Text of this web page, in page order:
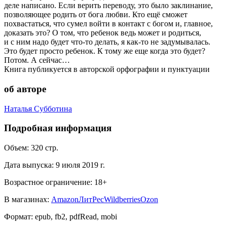
деле написано. Если верить переводу, это было заклинание,
позволяющее родить от бога любви. Кто ещё сможет
похвастаться, что сумел войти в контакт с богом и, главное,
доказать это? О том, что ребенок ведь может и родиться,
и с ним надо будет что-то делать, я как-то не задумывалась.
Это будет просто ребенок. К тому же еще когда это будет?
Потом. А сейчас…
Книга публикуется в авторской орфографии и пунктуации
об авторе
Наталья Субботина
Подробная информация
Объем: 320 стр.
Дата выпуска: 9 июля 2019 г.
Возрастное ограничение: 18+
В магазинах: AmazonЛитРесWildberriesOzon
Формат: epub, fb2, pdfRead, mobi